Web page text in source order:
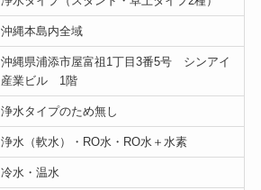
沖縄本島内全域
沖縄県浦添市屋富祖1丁目3番5号 シンアイ
産業ビル 1階
浄水タイプのため無し
浄水（軟水）・RO水・RO水＋水素
冷水・温水